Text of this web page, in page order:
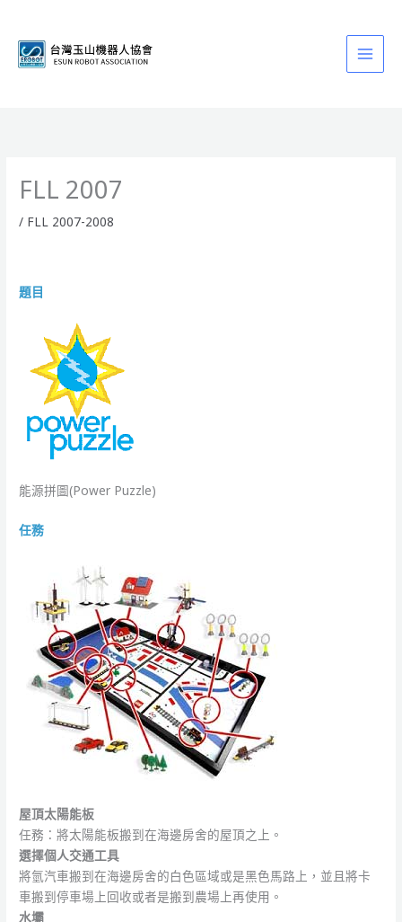
FLL 2007
/ FLL 2007-2008
題目
能源拼圖(Power Puzzle)
任務
屋頂太陽能板
任務：將太陽能板搬到在海邊房舍的屋頂之上。
選擇個人交通工具
將氫汽車搬到在海邊房舍的白色區域或是黑色馬路上，並且將卡
車搬到停車場上回收或者是搬到農場上再使用。
水壩